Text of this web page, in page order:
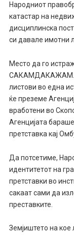
Народниот
катастар на
дисциплинска
си давале имотни
Место да го
листови во една
ќе преземе
вработени во
Агенцијата
претставка кај
Да потсетиме,
идентитетот на
претставки во
сакаат сами да
преставките.
Земјиштето на